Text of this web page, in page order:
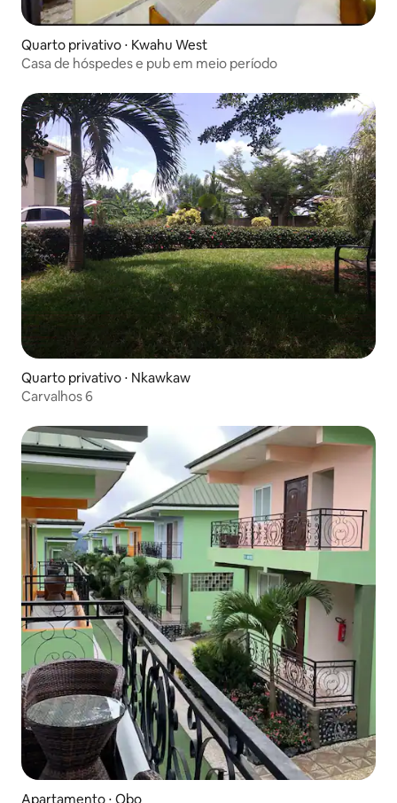
Quarto privativo ⋅ Kwahu West
Casa de hóspedes e pub em meio período
Quarto privativo ⋅ Nkawkaw
Carvalhos 6
Apartamento ⋅ Obo